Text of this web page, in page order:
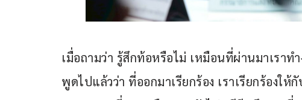
เมื่อถามว่า รู้สึกท้อหรือไม่ เหมือนที่ผ่านมาเราท
พูดไปแล้วว่า ที่ออกมาเรียกร้อง เราเรียกร้องใ